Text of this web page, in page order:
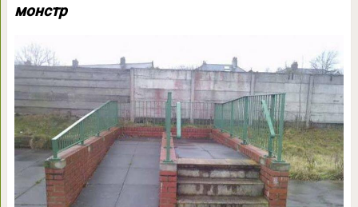
монстр